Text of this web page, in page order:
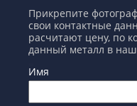
Прикрепите
свои контактные
расчитают цену, по
данный металл в
Имя